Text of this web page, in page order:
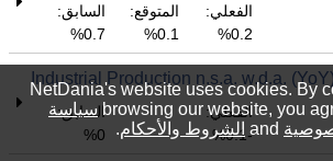
الفعلي:
0.2%
المتوقع:
0.1%
السابق:
0.7%
Industrial Production n.s.a. w.d.a. (YoY)
الفعلي:
-0.1%
السابق:
0%
NetDania's website uses cookies. By
browsing our website, you سياسة
الشروط والأحكام.